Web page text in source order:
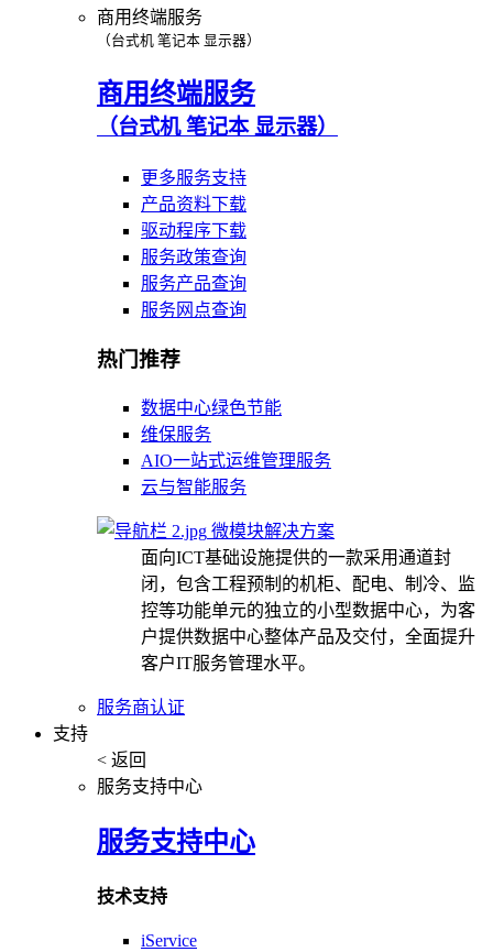
商用终端服务
（台式机 笔记本 显示器）
商用终端服务
（台式机 笔记本 显示器）
更多服务支持
产品资料下载
驱动程序下载
服务政策查询
服务产品查询
服务网点查询
热门推荐
数据中心绿色节能
维保服务
AIO一站式运维管理服务
云与智能服务
微模块解决方案
面向ICT基础设施提供的一款采用通道封
闭，包含工程预制的机柜、配电、制冷、监
控等功能单元的独立的小型数据中心，为客
户提供数据中心整体产品及交付，全面提升
客户IT服务管理水平。
服务商认证
支持
< 返回
服务支持中心
服务支持中心
技术支持
iService